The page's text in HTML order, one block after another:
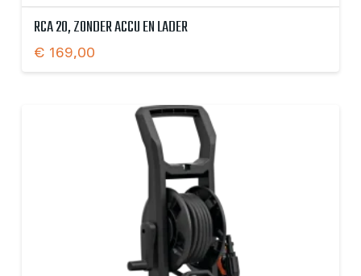
RCA 20, ZONDER ACCU EN LADER
€ 169,00